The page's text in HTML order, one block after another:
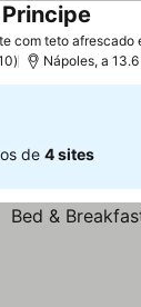
com teto afrescado
Nápoles, a
de 4 sites